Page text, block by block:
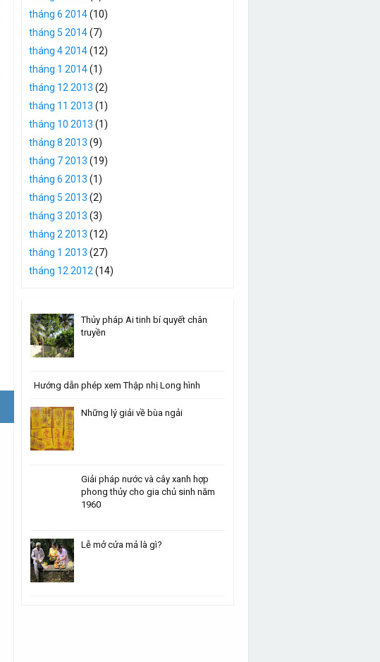
tháng 6 2014(10)
tháng 5 2014(7)
tháng 4 2014(12)
tháng 1 2014(1)
tháng 12 2013 (2)
tháng 11 2013 (1)
tháng 10 2013 (1)
tháng 8 2013 (9)
tháng 7 2013 (19)
tháng 6 2013 (1)
tháng 5 2013 (2)
tháng 3 2013 (3)
tháng 2 2013 (12)
tháng 1 2013 (27)
tháng 12 2012(14)
Thủy pháp Ai tinh bí quyết chân
truyền
Hướng dẫn phép xem Thập nhị Long hình
Những lý giải về bùa ngải
Giải pháp nước và cây xanh hợp
phong thủy cho gia chủ sinh năm
1960
Lễ mở cửa mả là gì?